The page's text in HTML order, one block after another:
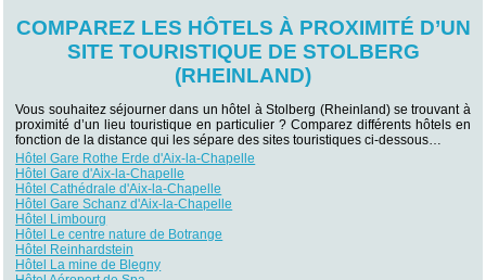
COMPAREZ LES HÔTELS À PROXIMITÉ D’UN
SITE TOURISTIQUE DE STOLBERG
(RHEINLAND)
Vous souhaitez séjourner dans un hôtel à Stolberg (Rheinland) se trouvant à
proximité d’un lieu touristique en particulier ? Comparez différents hôtels en
fonction de la distance qui les sépare des sites touristiques ci-dessous…
Hôtel Gare Rothe Erde d'Aix-la-Chapelle
Hôtel Gare d'Aix-la-Chapelle
Hôtel Cathédrale d'Aix-la-Chapelle
Hôtel Gare Schanz d'Aix-la-Chapelle
Hôtel Limbourg
Hôtel Le centre nature de Botrange
Hôtel Reinhardstein
Hôtel La mine de Blegny